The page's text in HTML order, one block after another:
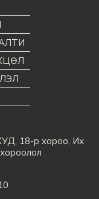
18-р хороо, Их